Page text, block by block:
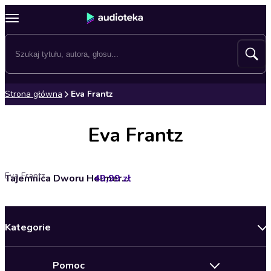
Strona główna Eva Frantz
Eva Frantz
Tajemnica Dworu Helmersbruk
Eva Frantz 49,99 zł
Kategorie
Pomoc